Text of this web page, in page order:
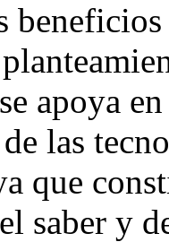
apoya
las
que
saber y